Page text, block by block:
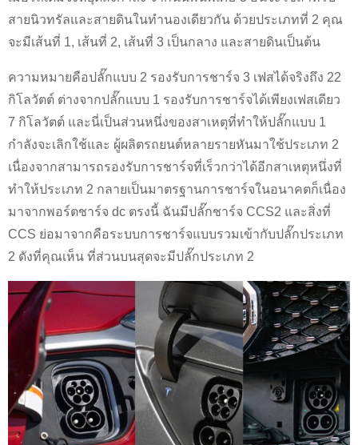
สายนิวทรัลและสายดินในทำนองเดียวกัน ด้วยประเภทที่ 2 คุณ
จะมีเส้นที่ 1, เส้นที่ 2, เส้นที่ 3 เป็นกลาง และสายดินเป็นต้น
ความหมายคือปลั๊กแบบ 2 รองรับการชาร์จ 3 เฟสได้จริงถึง 22
กิโลวัตต์ ต่างจากปลั๊กแบบ 1 รองรับการชาร์จได้เพียงเฟสเดียว
7 กิโลวัตต์ และนี่เป็นส่วนหนึ่งของสาเหตุที่ทำให้ปลั๊กแบบ 1
กำลังจะเลิกใช้และ ผู้ผลิตรถยนต์หลายรายหันมาใช้ประเภท 2
เนื่องจากสามารถรองรับการชาร์จที่เร็วกว่าได้อีกสาเหตุหนึ่งที่
ทำให้ประเภท 2 กลายเป็นมาตรฐานการชาร์จในอนาคตก็เนื่อง
มาจากพอร์ตชาร์จ dc ตรงนี้ ฉันมีปลั๊กชาร์จ CCS2 และสิ่งที่
CCS ย่อมาจากคือระบบการชาร์จแบบรวมเข้ากับปลั๊กประเภท
2 ดังที่คุณเห็น ที่ส่วนบนสุดจะมีปลั๊กประเภท 2